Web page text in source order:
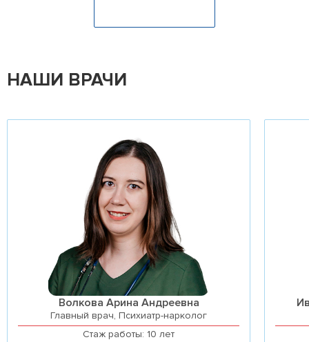
НАШИ ВРАЧИ
Волкова Арина Андреевна
Главный врач, Психиатр-нарколог
Стаж работы: 10 лет